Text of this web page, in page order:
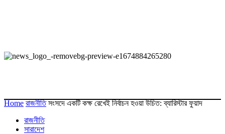
Home রাজনীতি সংসদে একটি কক্ষ রেখেই নির্বাচন হওয়া উচিত: ব্যারিস্টার ফুয়াদ
রাজনীতি
সারাদেশ